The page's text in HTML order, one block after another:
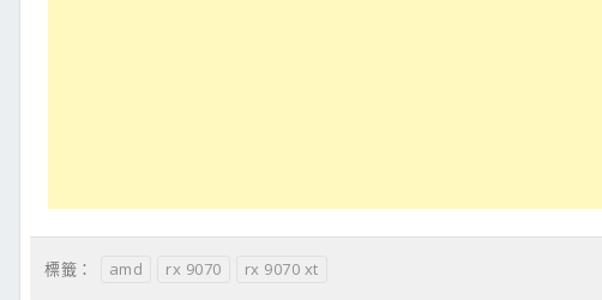
標籤： amd rx 9070 rx 9070 xt